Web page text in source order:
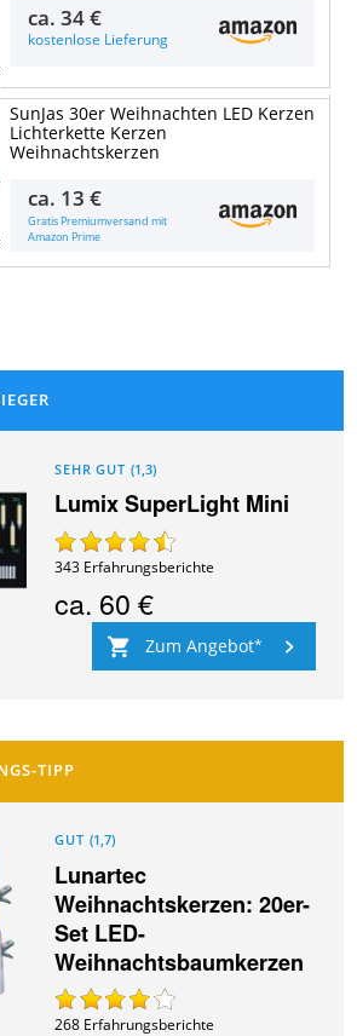
ca.34 €
kostenlose Lieferung
SunJas 30er Weihnachten LED Kerzen
Lichterkette Kerzen
Weihnachtskerzen
ca. 13 €
Gratis Premiumversand mit
Amazon Prime
SEHR GUT (1,3)
Lumix SuperLight Mini
343 Erfahrungsberichte
ca. 60 €
Zum Angebot
GUT (1,7)
Lunartec
Weihnachtskerzen: 20er-
Set LED-
Weihnachtsbaumkerzen
268 Erfahrungsberichte